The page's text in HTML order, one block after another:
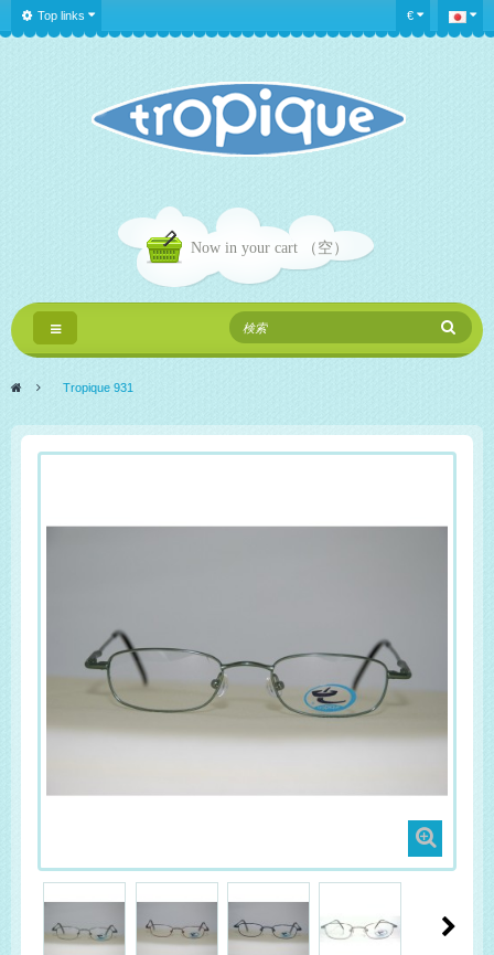
€
Top links
Now in your cart （空）
Toggle
navigation
> Tropique 931